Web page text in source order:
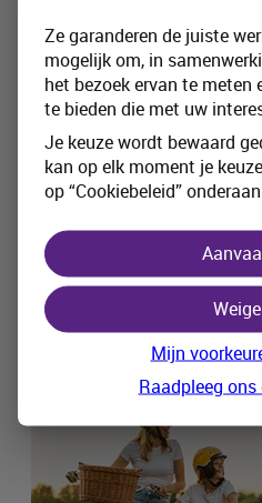
een huurauto
Je kijkt al weken uit naar
vakantie. Zon, zee, een
een huurauto om de
terwijl je je koffers inpakt,
ik eigenlijk wel verzekerd
We leggen het graag voor
Ze garanderen de juiste
mogelijk om, in
het bezoek ervan te meten
te bieden die met uw
Je keuze wordt bewaard
kan op elk moment je
op “Cookiebeleid”
Mijn
Raadpleeg